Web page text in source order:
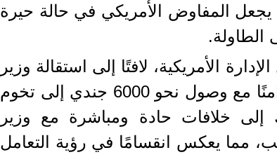
يجعل المفاوض الأمريكي في حالة حيرة
الأمريكية، لافتًا إلى استقالة وزير
البحرية الأمريكي المفاجئة تزامنًا مع وصول نحو 6000 جندي إلى تخوم
إلى خلافات حادة ومباشرة مع وزير
مما يعكس انقسامًا في رؤية التعامل